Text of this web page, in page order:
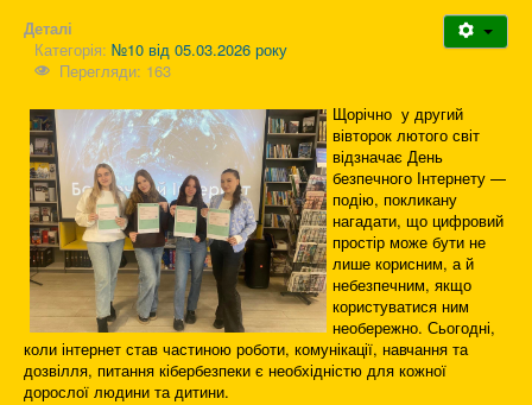
Деталі
Категорія: №10 від 05.03.2026 року
Перегляди: 163
Щорічно у другий
вівторок лютого світ
відзначає День
безпечного Інтернету —
подію, покликану
нагадати, що цифровий
простір може бути не
лише корисним, а й
небезпечним, якщо
користуватися ним
необережно. Сьогодні,
коли інтернет став частиною роботи, комунікації, навчання та
дозвілля, питання кібербезпеки є необхідністю для кожної
дорослої людини та дитини.